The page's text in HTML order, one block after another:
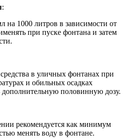
:
на 1000 литров в зависимости от
при пуске фонтана и затем
в уличных фонтанах при
и обильных осадках
дополнительную половинную дозу.
рекомендуется как минимум
менять воду в фонтане.